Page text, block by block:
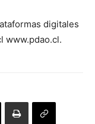
digitales
www.pdao.cl.